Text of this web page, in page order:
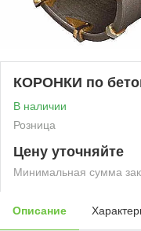
КОРОНКИ по
В наличии
Розница
Цену уточняйте
Минимальная сумма
Описание